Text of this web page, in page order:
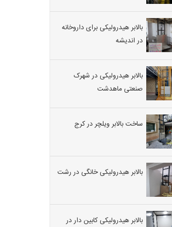
بالابر هیدرولیکی برای داروخانه
در اندیشه
بالابر هیدرولیکی در شهرک
صنعتی ماهدشت
ساخت بالابر ویلچر در کرج
بالابر هیدرولیکی خانگی در رشت
بالابر هیدرولیکی کابین دار در